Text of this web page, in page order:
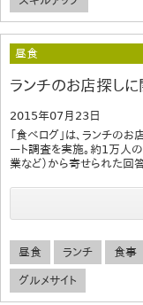
昼食
ランチのお店探し
2015年07月23日
「食べログ」は、ランチの
ート調査を実施。約1万人
業など）から寄せられた回
昼食 ランチ 食事
グルメサイト